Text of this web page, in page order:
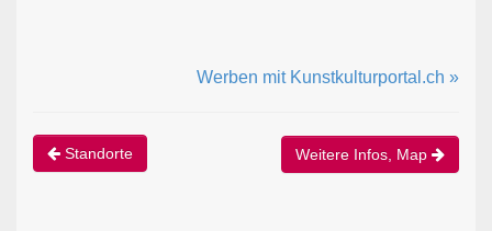
Werben mit Kunstkulturportal.ch »
Standorte Weitere Infos, Map